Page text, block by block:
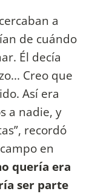
a
de cuándo
Él decía
Creo que
Así era
a nadie, y
recordó
en
quería era
ser parte